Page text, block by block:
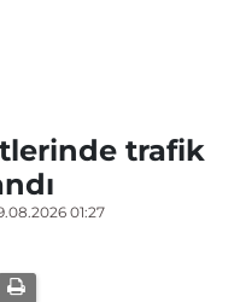
trafik
01:27